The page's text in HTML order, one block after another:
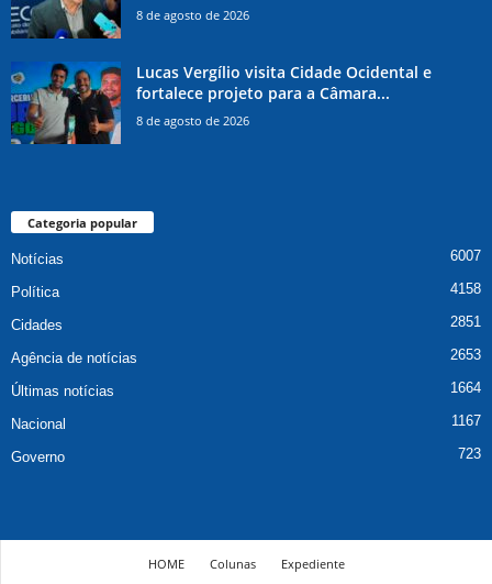
8 de agosto de 2026
Lucas Vergílio visita Cidade Ocidental e
fortalece projeto para a Câmara...
8 de agosto de 2026
Categoria popular
Notícias 6007
Política 4158
Cidades 2851
Agência de notícias 2653
Últimas notícias 1664
Nacional 1167
Governo 723
HOME Colunas Expediente